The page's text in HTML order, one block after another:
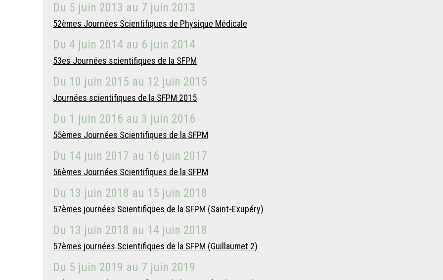
Du 5 juin 2013 au 7 juin 2013
52èmes Journées Scientifiques de Physique Médicale
Du 4 juin 2014 au 6 juin 2014
53es Journées scientifiques de la SFPM
Du 10 juin 2015 au 12 juin 2015
Journées scientifiques de la SFPM 2015
Du 1 juin 2016 au 3 juin 2016
55èmes Journées Scientifiques de la SFPM
Du 14 juin 2017 au 16 juin 2017
56èmes Journées Scientifiques de la SFPM
Du 13 juin 2018 au 15 juin 2018
57èmes journées Scientifiques de la SFPM (Saint-Exupéry)
Du 13 juin 2018 au 14 juin 2018
57èmes journées Scientifiques de la SFPM (Guillaumet 2)
Du 5 juin 2019 au 7 juin 2019